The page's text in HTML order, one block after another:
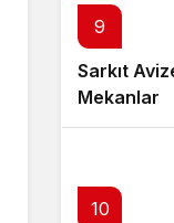
9
Sarkıt
Mekanlar
10